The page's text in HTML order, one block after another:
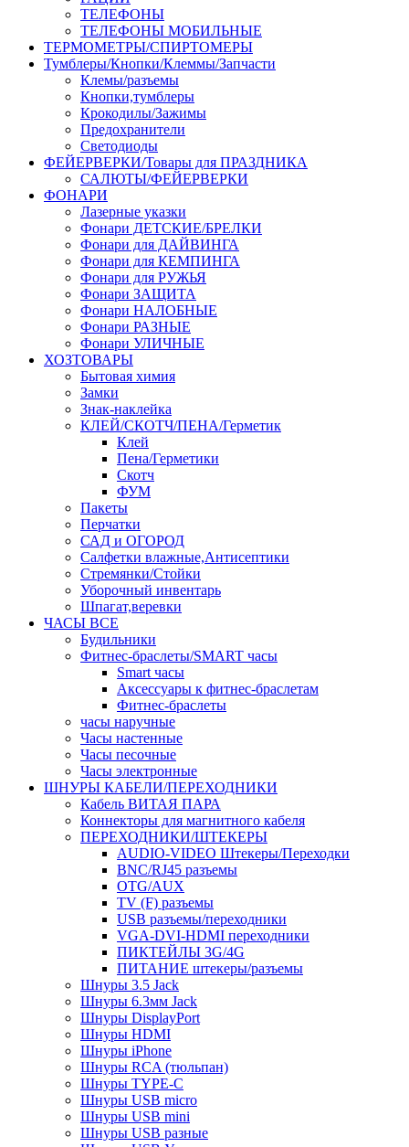
ТЕЛЕФОНЫ
ТЕЛЕФОНЫ МОБИЛЬНЫЕ
ТЕРМОМЕТРЫ/СПИРТОМЕРЫ
Тумблеры/Кнопки/Клеммы/Запчасти
Клемы/разъемы
Кнопки,тумблеры
Крокодилы/Зажимы
Предохранители
Светодиоды
ФЕЙЕРВЕРКИ/Товары для ПРАЗДНИКА
САЛЮТЫ/ФЕЙЕРВЕРКИ
ФОНАРИ
Лазерные указки
Фонари ДЕТСКИЕ/БРЕЛКИ
Фонари для ДАЙВИНГА
Фонари для КЕМПИНГА
Фонари для РУЖЬЯ
Фонари ЗАЩИТА
Фонари НАЛОБНЫЕ
Фонари РАЗНЫЕ
Фонари УЛИЧНЫЕ
ХОЗТОВАРЫ
Бытовая химия
Замки
Знак-наклейка
КЛЕЙ/СКОТЧ/ПЕНА/Герметик
Клей
Пена/Герметики
Скотч
ФУМ
Пакеты
Перчатки
САД и ОГОРОД
Салфетки влажные,Антисептики
Стремянки/Стойки
Уборочный инвентарь
Шпагат,веревки
ЧАСЫ ВСЕ
Будильники
Фитнес-браслеты/SMART часы
Smart часы
Аксессуары к фитнес-браслетам
Фитнес-браслеты
часы наручные
Часы настенные
Часы песочные
Часы электронные
ШНУРЫ КАБЕЛИ/ПЕРЕХОДНИКИ
Кабель ВИТАЯ ПАРА
Коннекторы для магнитного кабеля
ПЕРЕХОДНИКИ/ШТЕКЕРЫ
AUDIO-VIDEO Штекеры/Переходки
BNC/RJ45 разъемы
OTG/AUX
TV (F) разъемы
USB разъемы/переходники
VGA-DVI-HDMI переходники
ПИКТЕЙЛЫ 3G/4G
ПИТАНИЕ штекеры/разъемы
Шнуры 3.5 Jack
Шнуры 6.3мм Jack
Шнуры DisplayPort
Шнуры HDMI
Шнуры iPhone
Шнуры RCA (тюльпан)
Шнуры TYPE-C
Шнуры USB micro
Шнуры USB mini
Шнуры USB разные